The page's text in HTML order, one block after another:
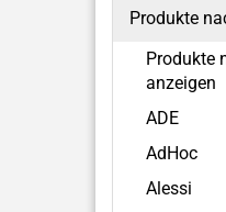
Produkte
Produkte
anzeigen
ADE
AdHoc
Alessi